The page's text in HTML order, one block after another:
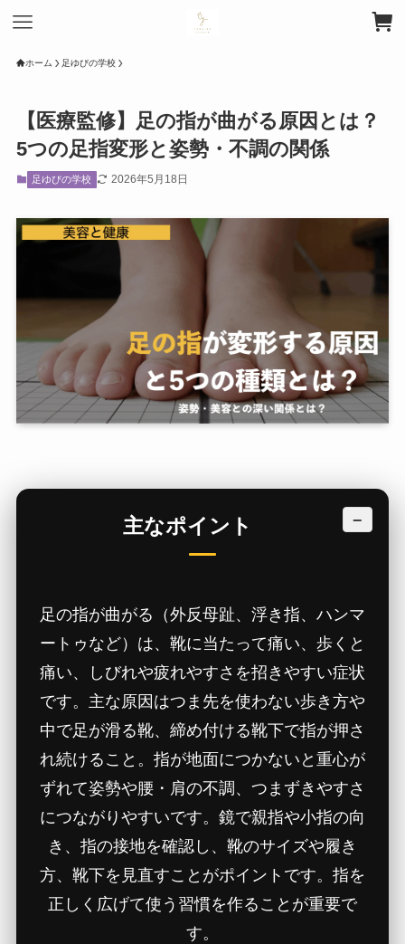
ホーム 足ゆびの学校
【医療監修】足の指が曲がる原因とは？
5つの足指変形と姿勢・不調の関係
足ゆびの学校 2026年5月18日
主なポイント −
足の指が曲がる（外反母趾、浮き指、ハンマ
ートゥなど）は、靴に当たって痛い、歩くと
痛い、しびれや疲れやすさを招きやすい症状
です。主な原因はつま先を使わない歩き方や
中で足が滑る靴、締め付ける靴下で指が押さ
れ続けること。指が地面につかないと重心が
ずれて姿勢や腰・肩の不調、つまずきやすさ
につながりやすいです。鏡で親指や小指の向
き、指の接地を確認し、靴のサイズや履き
方、靴下を見直すことがポイントです。指を
正しく広げて使う習慣を作ることが重要で
す。